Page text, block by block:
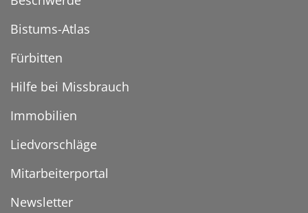
Bistums-Atlas
Fürbitten
Hilfe bei Missbrauch
Immobilien
Liedvorschläge
Mitarbeiterportal
Newsletter